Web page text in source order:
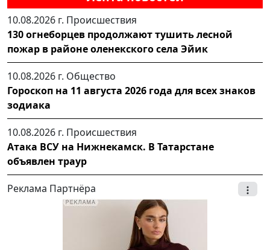
10.08.2026 г. Происшествия
130 огнеборцев продолжают тушить лесной
пожар в районе оленекского села Эйик
10.08.2026 г. Общество
Гороскоп на 11 августа 2026 года для всех знаков
зодиака
10.08.2026 г. Происшествия
Атака ВСУ на Нижнекамск. В Татарстане
объявлен траур
Реклама Партнёра